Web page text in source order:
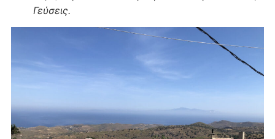
Γεύσεις.